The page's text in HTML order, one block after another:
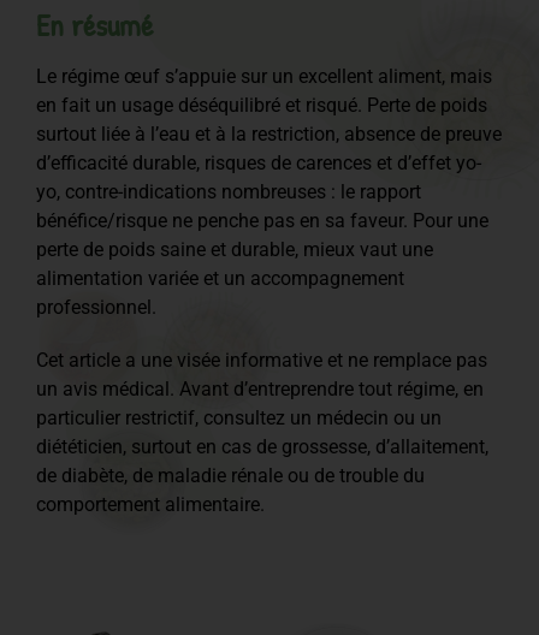
En résumé
Le régime œuf s’appuie sur un excellent aliment, mais
en fait un usage déséquilibré et risqué. Perte de poids
surtout liée à l’eau et à la restriction, absence de preuve
d’efficacité durable, risques de carences et d’effet yo-
yo, contre-indications nombreuses : le rapport
bénéfice/risque ne penche pas en sa faveur. Pour une
perte de poids saine et durable, mieux vaut une
alimentation variée et un accompagnement
professionnel.
Cet article a une visée informative et ne remplace pas
un avis médical. Avant d’entreprendre tout régime, en
particulier restrictif, consultez un médecin ou un
diététicien, surtout en cas de grossesse, d’allaitement,
de diabète, de maladie rénale ou de trouble du
comportement alimentaire.